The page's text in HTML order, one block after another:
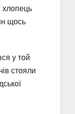
хлопець
щось
у той
стояли